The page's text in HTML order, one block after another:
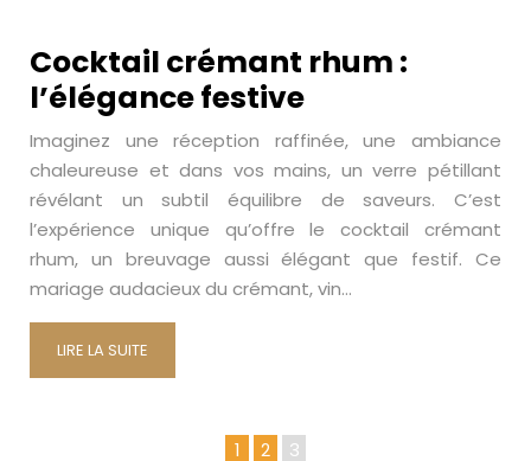
Cocktail crémant rhum :
l’élégance festive
Imaginez une réception raffinée, une ambiance
chaleureuse et dans vos mains, un verre pétillant
révélant un subtil équilibre de saveurs. C’est
l’expérience unique qu’offre le cocktail crémant
rhum, un breuvage aussi élégant que festif. Ce
mariage audacieux du crémant, vin…
LIRE LA SUITE
1 2 3